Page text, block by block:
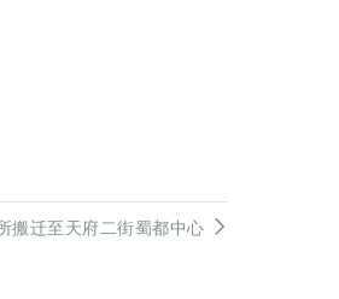
搬迁至天府二街蜀都中心